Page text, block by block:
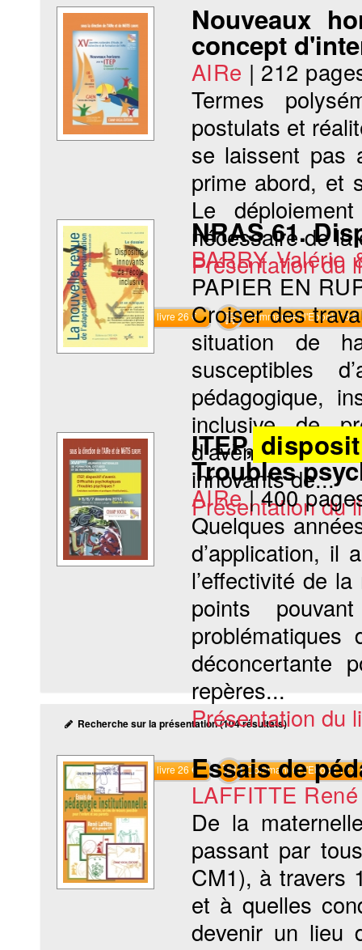
Nouveaux
concept
AIRe | 212
Termes
postulats et
se laissent pas
prime abord, et
Le
nécessaire de la
Présentation du
Commander le livre 26 € Commander l'Ebook 13 €
NRAS 61.
BARRY
PAPIER EN
Croiser des
situation de
susceptibles
pédagogique,
inclusive de
d’avènement
innovants de...
Présentation du
ITEP,
Troubles
AIRe |400
Quelques
d’application, il
l’effectivité de
points
déconcertante
repères...
Présentation du
Commander le livre 26 € Commander l'Ebook 12.9
Recherche sur la présentation (104 résultats)
Essais de
LAFFITTE René
De la
passant par
CM1), à travers
et à quelles
devenir un lieu